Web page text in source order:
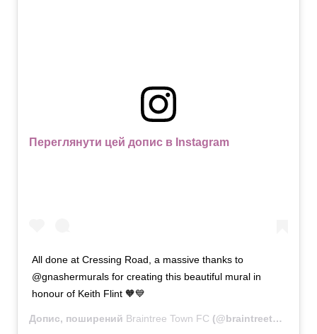
Переглянути цей допис в Instagram
All done at Cressing Road, a massive thanks to
@gnashermurals for creating this beautiful mural in
honour of Keith Flint 🧡💙
Допис, поширений Braintree Town FC (@braintreetownfcofficial)